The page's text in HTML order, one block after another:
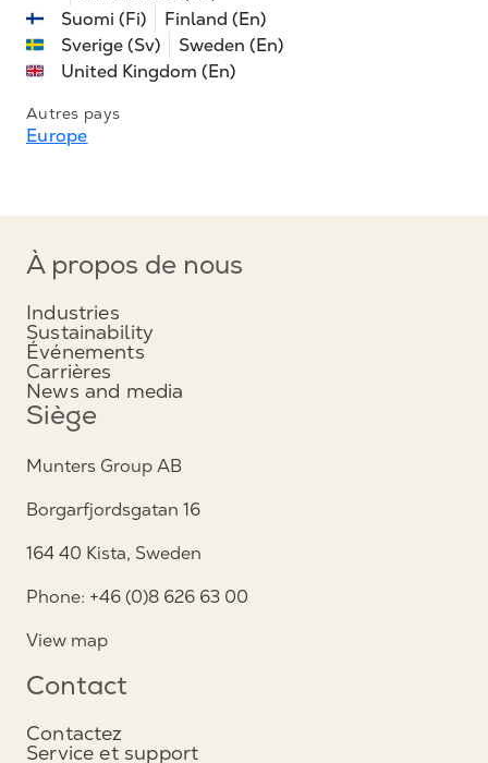
Suomi (Fi)
Finland (En)
Sverige (Sv)
Sweden (En)
United Kingdom (En)
Autres pays
Europe
À propos de nous
Industries
Sustainability
Événements
Carrières
News and media
Siège
Munters Group AB
Borgarfjordsgatan 16
164 40 Kista, Sweden
Phone: +46 (0)8 626 63 00
View map
Contact
Contactez
Service et support